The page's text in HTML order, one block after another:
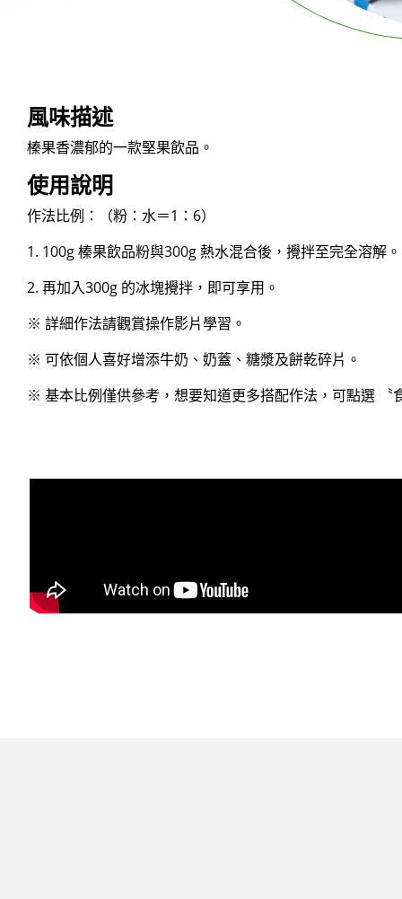
風味描述
榛果香濃郁的一款堅果飲品。
使用說明
作法比例：（粉：水＝1：6）
1. 100g 榛果飲品粉與300g 熱水混合後，攪拌至完全溶解。
2. 再加入300g 的冰塊攪拌，即可享用。
※ 詳細作法請觀賞操作影片學習。
※ 可依個人喜好增添牛奶、奶蓋、糖漿及餅乾碎片。
※ 基本比例僅供參考，想要知道更多搭配作法，可點選 〝
產品應用
關於隆穎
電子型錄
聯絡我們
繁